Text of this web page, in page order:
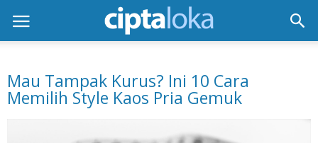
Mau Tampak Kurus? Ini 10 Cara
Memilih Style Kaos Pria Gemuk